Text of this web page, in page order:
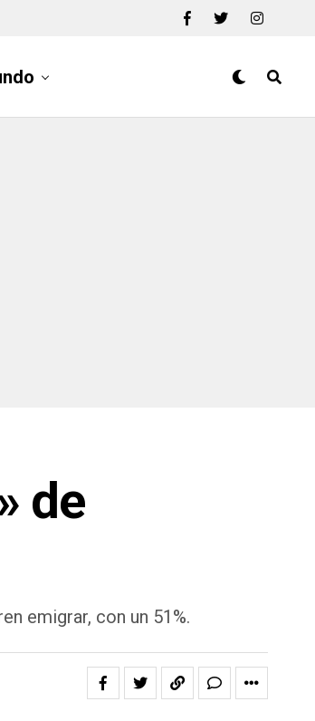
de
emigrar, con un 51%.